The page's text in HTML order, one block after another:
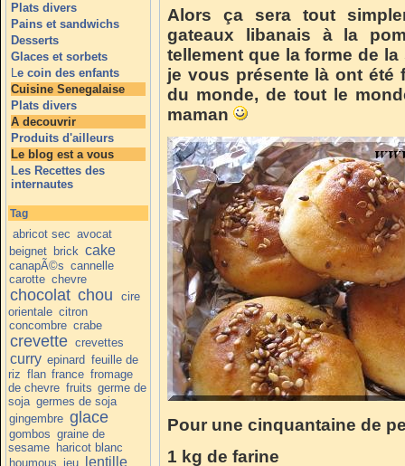
Plats divers
Pains et sandwichs
Desserts
Glaces et sorbets
Le coin des enfants
Cuisine Senegalaise
Plats divers
A decouvrir
Produits d'ailleurs
Le blog est a vous
Les Recettes des
internautes
Tag
abricot sec avocat
beignet brick cake
canapÃ©s cannelle
carotte chevre
chocolat chou
cire
orientale citron
concombre crabe
crevette crevettes
curry epinard feuille de
riz flan france fromage
de chevre fruits germe de
soja germes de soja
gingembre glace
gombos graine de
sesame haricot blanc
houmous jeu lentille
Alors ça sera tout
gateaux libanais à la
tellement que la forme de
je vous présente là ont été
du monde, de tout le
maman
Pour une cinquantaine de
1 kg de farine